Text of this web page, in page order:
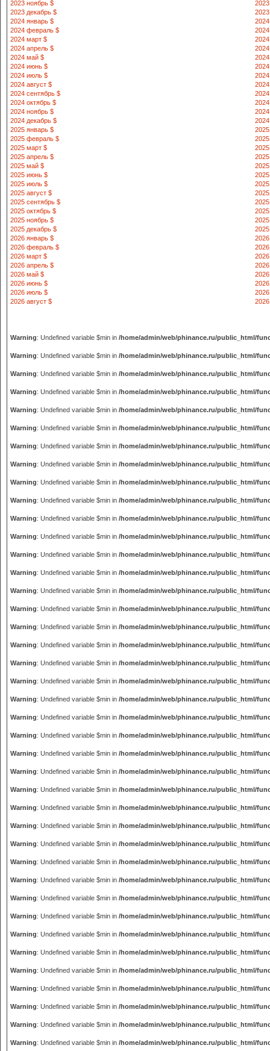
2023 ноябрь $
2023 декабрь $
2024 январь $
2024 февраль $
2024 март $
2024 апрель $
2024 май $
2024 июнь $
2024 июль $
2024 август $
2024
2024 сентябрь $
2024 октябрь $
2024 ноябрь $
2024 декабрь $
2025 январь $
2025 февраль $
2025 март $
2025 апрель $
2025 май $
2025 июнь $
2025 июль $
2025 август $
2025
2025 сентябрь $
2025 октябрь $
2025 ноябрь $
2025 декабрь $
2026 январь $
2026 февраль $
2026 март $
2026 апрель $
2026 май $
2026 июнь $
2026 июль $
2026 август $
2026
Warning: Undefined variable $min in /home/admin/web/phinance.ru/public_html/
Warning: Undefined variable $min in /home/admin/web/phinance.ru/public_html/
Warning: Undefined variable $min in /home/admin/web/phinance.ru/public_html/
Warning: Undefined variable $min in /home/admin/web/phinance.ru/public_html/
Warning: Undefined variable $min in /home/admin/web/phinance.ru/public_html/
Warning: Undefined variable $min in /home/admin/web/phinance.ru/public_html/
Warning: Undefined variable $min in /home/admin/web/phinance.ru/public_html/
Warning: Undefined variable $min in /home/admin/web/phinance.ru/public_html/
Warning: Undefined variable $min in /home/admin/web/phinance.ru/public_html/
Warning: Undefined variable $min in /home/admin/web/phinance.ru/public_html/
Warning: Undefined variable $min in /home/admin/web/phinance.ru/public_html/
Warning: Undefined variable $min in /home/admin/web/phinance.ru/public_html/
Warning: Undefined variable $min in /home/admin/web/phinance.ru/public_html/
Warning: Undefined variable $min in /home/admin/web/phinance.ru/public_html/
Warning: Undefined variable $min in /home/admin/web/phinance.ru/public_html/
Warning: Undefined variable $min in /home/admin/web/phinance.ru/public_html/
Warning: Undefined variable $min in /home/admin/web/phinance.ru/public_html/
Warning: Undefined variable $min in /home/admin/web/phinance.ru/public_html/
Warning: Undefined variable $min in /home/admin/web/phinance.ru/public_html/
Warning: Undefined variable $min in /home/admin/web/phinance.ru/public_html/
Warning: Undefined variable $min in /home/admin/web/phinance.ru/public_html/
Warning: Undefined variable $min in /home/admin/web/phinance.ru/public_html/
Warning: Undefined variable $min in /home/admin/web/phinance.ru/public_html/
Warning: Undefined variable $min in /home/admin/web/phinance.ru/public_html/
Warning: Undefined variable $min in /home/admin/web/phinance.ru/public_html/
Warning: Undefined variable $min in /home/admin/web/phinance.ru/public_html/
Warning: Undefined variable $min in /home/admin/web/phinance.ru/public_html/
Warning: Undefined variable $min in /home/admin/web/phinance.ru/public_html/
Warning: Undefined variable $min in /home/admin/web/phinance.ru/public_html/
Warning: Undefined variable $min in /home/admin/web/phinance.ru/public_html/
Warning: Undefined variable $min in /home/admin/web/phinance.ru/public_html/
Warning: Undefined variable $min in /home/admin/web/phinance.ru/public_html/
Warning: Undefined variable $min in /home/admin/web/phinance.ru/public_html/
Warning: Undefined variable $min in /home/admin/web/phinance.ru/public_html/
Warning: Undefined variable $min in /home/admin/web/phinance.ru/public_html/
Warning: Undefined variable $min in /home/admin/web/phinance.ru/public_html/
Warning: Undefined variable $min in /home/admin/web/phinance.ru/public_html/
Warning: Undefined variable $min in /home/admin/web/phinance.ru/public_html/
Warning: Undefined variable $min in /home/admin/web/phinance.ru/public_html/
Warning: Undefined variable $min in /home/admin/web/phinance.ru/public_html/